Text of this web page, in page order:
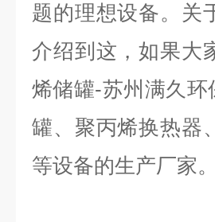
题的理想设备。关
介绍到这，如果大
烯储罐-苏州满久环
罐、聚丙烯换热器
等设备的生产厂家。